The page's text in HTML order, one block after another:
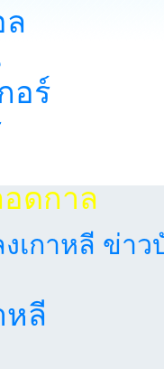
อร์
ดกาล
เกาหลี ข่าว
หลี